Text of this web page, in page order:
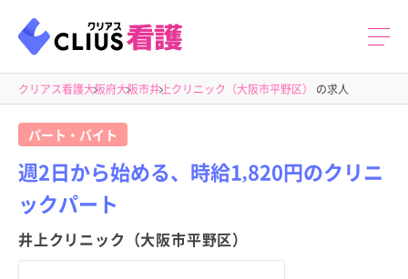
クリアス看護大阪府大阪市井上クリニック（大阪市平野区） の求人
パート・バイト
週2日から始める、時給1,820円のクリニ
ックパート
井上クリニック（大阪市平野区）